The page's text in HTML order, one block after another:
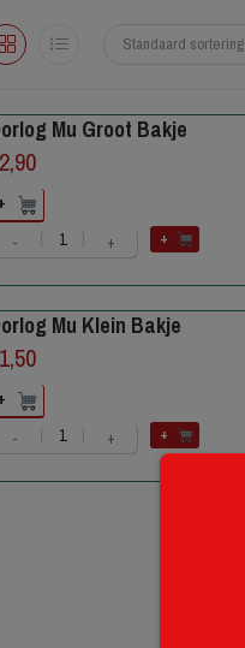
Standaard sortering
Mu Groot Bakje
2,90
- + +
Mu Klein Bakje
1,50
- + +